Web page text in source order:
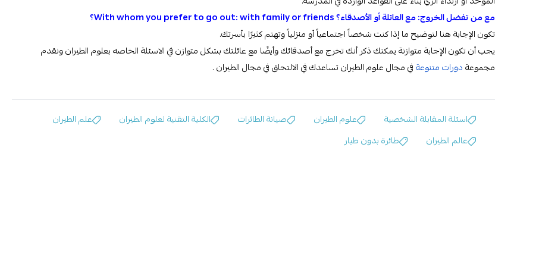
مع من تفضل الخروج: مع العائلة أو الأصدقاء؟With whom you prefer to go out: with family or friends؟
تكون الإجابة هنا لتوضيح ما إذا كنت شخصاً اجتماعياً أو منزلياً وتهتم كثيرًا بأسرتك.
يجب أن تكون الإجابة متوازنة يمكنك ذكر أنك تخرج مع أصدقائك وأيضًا مع عائلتك بشكل متوازن في الاسئلة الخاصه بعلوم الطيران ونقدم
مجموعةدورات متنوعةفي مجال علوم الطيران تساعدك في الالتحاق في مجال الطيران .
اسئلة المقابلة الشخصية علوم الطيران صيانة الطائرات الكلية التقنية لعلوم الطيران
علم الطيران
عالم الطيران
طائرة بدون طيار